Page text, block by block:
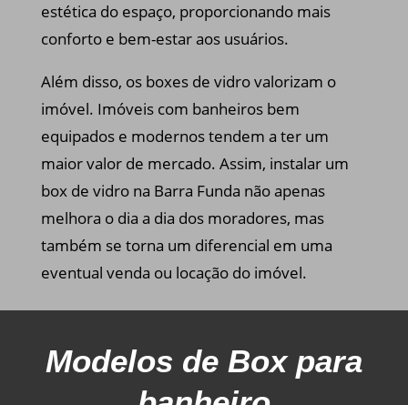
estética do espaço, proporcionando mais
conforto e bem-estar aos usuários.
Além disso, os boxes de vidro valorizam o
imóvel. Imóveis com banheiros bem
equipados e modernos tendem a ter um
maior valor de mercado. Assim, instalar um
box de vidro na Barra Funda não apenas
melhora o dia a dia dos moradores, mas
também se torna um diferencial em uma
eventual venda ou locação do imóvel.
Modelos de Box para